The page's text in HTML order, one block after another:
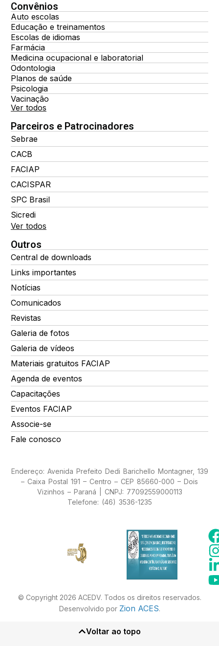
Convênios
Auto escolas
Educação e treinamentos
Escolas de idiomas
Farmácia
Medicina ocupacional e laboratorial
Odontologia
Planos de saúde
Psicologia
Vacinação
Ver todos
Parceiros e Patrocinadores
Sebrae
CACB
FACIAP
CACISPAR
SPC Brasil
Sicredi
Ver todos
Outros
Central de downloads
Links importantes
Notícias
Comunicados
Revistas
Galeria de fotos
Galeria de vídeos
Materiais gratuitos FACIAP
Agenda de eventos
Capacitações
Eventos FACIAP
Associe-se
Fale conosco
Endereço: Avenida Prefeito Dedi Barichello Montagner, 139
– Caixa Postal 191 – Centro – CEP 85660-000 – Dois
Vizinhos – Paraná | CNPJ: 77092559000113
Telefone: (46) 3536-1235
© Copyright 2026 ACEDV. Todos os direitos reservados.
Desenvolvido por Zion ACES.
Voltar ao topo